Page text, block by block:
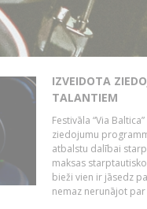
IZVEIDOTA
TALANTIEM
Festivāla “Via
ziedojumu
atbalstu dalībai
maksas
bieži vien ir jāsedz
nemaz nerunājot